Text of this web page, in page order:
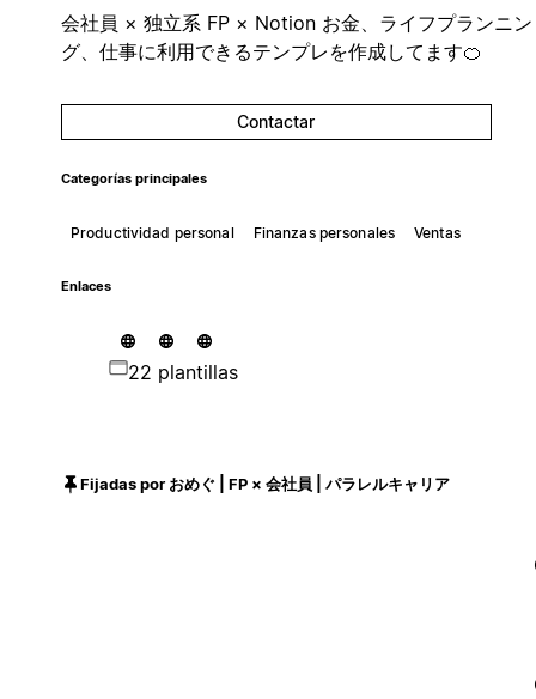
会社員 × 独立系 FP × Notion お金、ライフプランニン
グ、仕事に利用できるテンプレを作成してます🍊
Contactar
Categorías principales
Productividad personal Finanzas personales Ventas
Enlaces
22 plantillas
Fijadas por おめぐ | FP × 会社員 | パラレルキャリア